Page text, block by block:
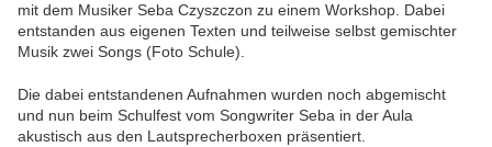
mit dem Musiker Seba Czyszczon zu einem Workshop. Dabei
entstanden aus eigenen Texten und teilweise selbst gemischter
Musik zwei Songs (Foto Schule).
Die dabei entstandenen Aufnahmen wurden noch abgemischt
und nun beim Schulfest vom Songwriter Seba in der Aula
akustisch aus den Lautsprecherboxen präsentiert.